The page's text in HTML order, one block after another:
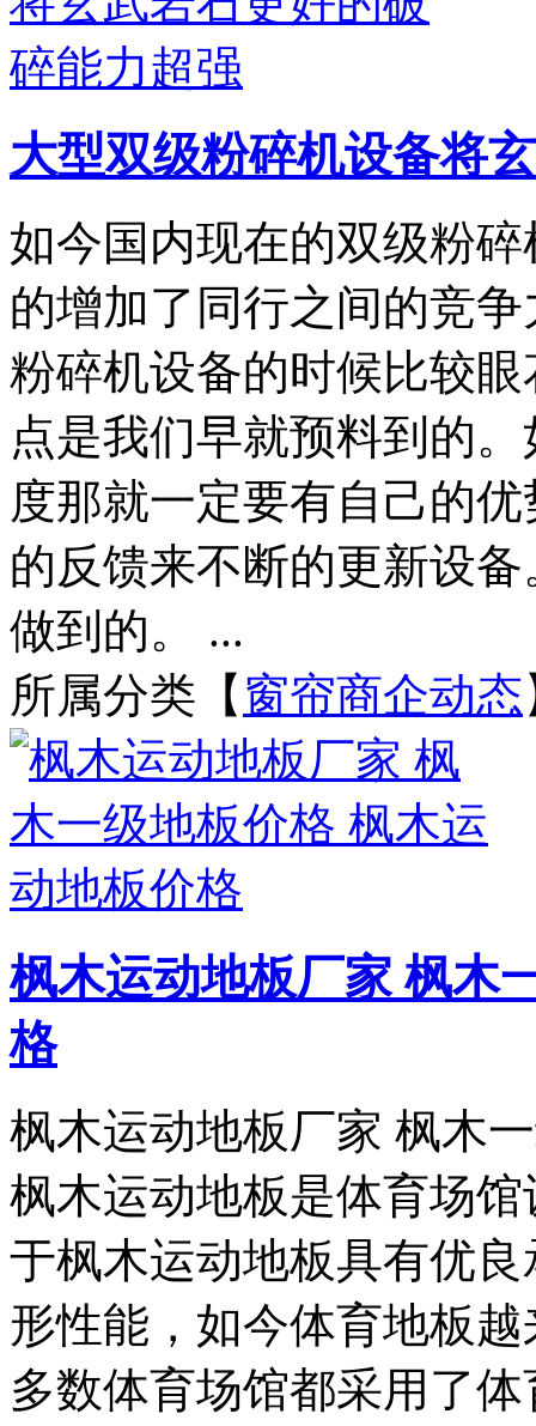
大型双级粉碎机设备将
如今国内现在的双级粉
的增加了同行之间的竞
粉碎机设备的时候比较
点是我们早就预料到的
度那就一定要有自己的
的反馈来不断的更新设
做到的。 ...
所属分类【 窗帘商企动态
枫木运动地板厂家 枫木
格
枫木运动地板厂家 枫木
枫木运动地板是体育场
于枫木运动地板具有优
形性能，如今体育地板
多数体育场馆都采用了